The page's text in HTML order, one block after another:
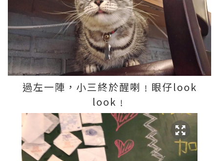
過左一陣，小三終於醒喇﹗眼仔look
look﹗